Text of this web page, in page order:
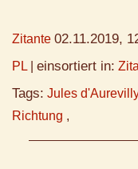
Zitante 02.11.2019,
PL
einsortiert in:
Tags: Jules d'Aurevilly
Richtung ,